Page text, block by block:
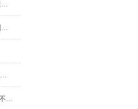
铠装热电阻选用需要注意的因素介绍
铠装热电阻与普通热电阻的区别是什么？
WZPK铠装热电阻与装配式热电阻相比，具有以下优点
WZPK-230铠装热电阻的使用时不可不顾的注意事项二